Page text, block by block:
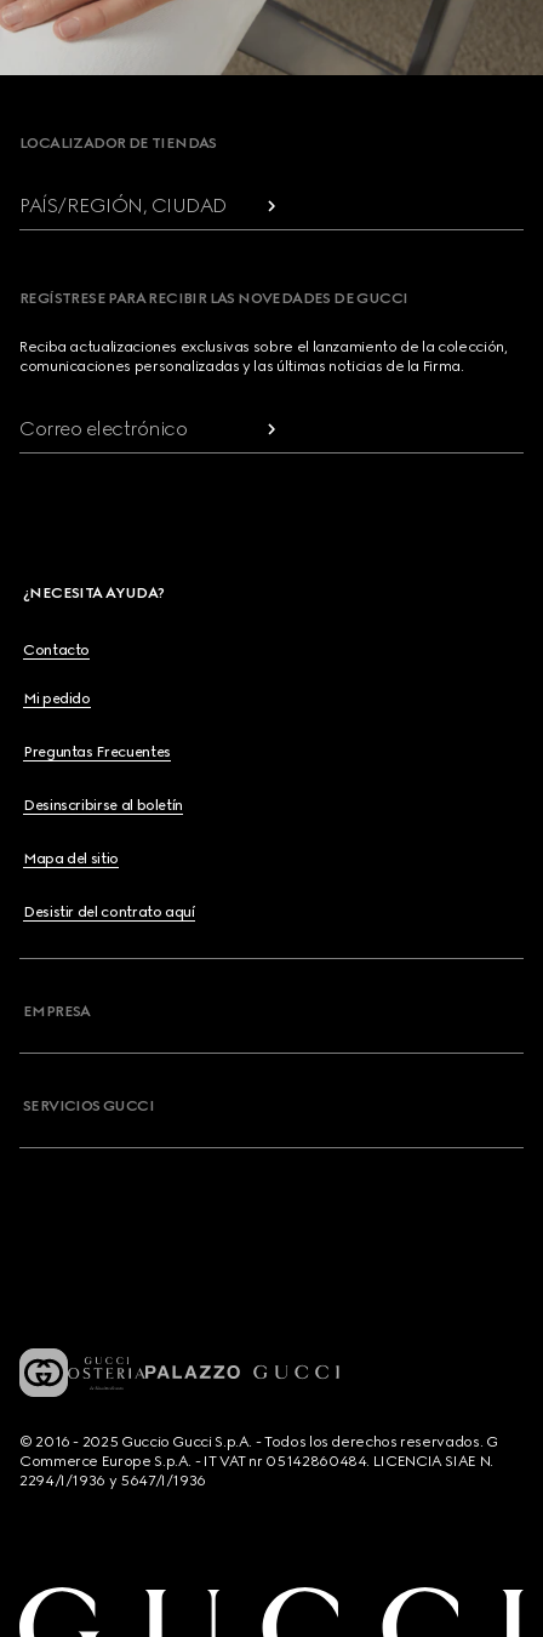
LOCALIZADOR DE TIENDAS
PAÍS/REGIÓN, CIUDAD
REGÍSTRESE PARA RECIBIR LAS NOVEDADES DE GUCCI
Reciba actualizaciones exclusivas sobre el lanzamiento de la colección,
comunicaciones personalizadas y las últimas noticias de la Firma.
Correo electrónico
¿NECESITA AYUDA?
Contacto
Mi pedido
Preguntas Frecuentes
Desinscribirse al boletín
Mapa del sitio
Desistir del contrato aquí
EMPRESA
SERVICIOS GUCCI
© 2016 - 2025 Guccio Gucci S.p.A. - Todos los derechos reservados. G
Commerce Europe S.p.A. - IT VAT nr 05142860484. LICENCIA SIAE N.
2294/I/1936 y 5647/I/1936